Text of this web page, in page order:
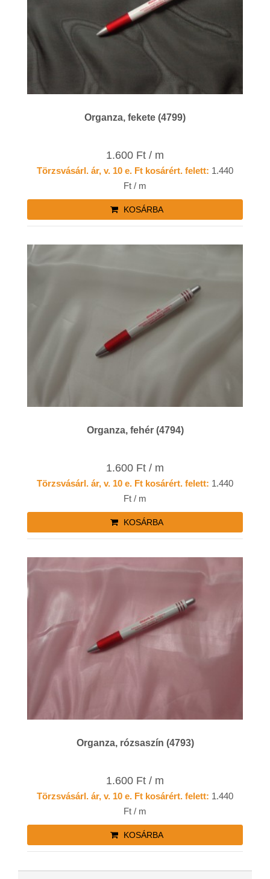
Organza, fekete (4799)
1.600 Ft / m
Törzsvásárl. ár, v. 10 e. Ft kosárért. felett: 1.440
Ft / m
KOSÁRBA
Organza, fehér (4794)
1.600 Ft / m
Törzsvásárl. ár, v. 10 e. Ft kosárért. felett: 1.440
Ft / m
KOSÁRBA
Organza, rózsaszín (4793)
1.600 Ft / m
Törzsvásárl. ár, v. 10 e. Ft kosárért. felett: 1.440
Ft / m
KOSÁRBA